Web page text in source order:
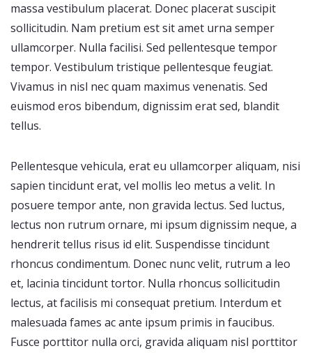
massa vestibulum placerat. Donec placerat suscipit
sollicitudin. Nam pretium est sit amet urna semper
ullamcorper. Nulla facilisi. Sed pellentesque tempor
tempor. Vestibulum tristique pellentesque feugiat.
Vivamus in nisl nec quam maximus venenatis. Sed
euismod eros bibendum, dignissim erat sed, blandit
tellus.
Pellentesque vehicula, erat eu ullamcorper aliquam, nisi
sapien tincidunt erat, vel mollis leo metus a velit. In
posuere tempor ante, non gravida lectus. Sed luctus,
lectus non rutrum ornare, mi ipsum dignissim neque, a
hendrerit tellus risus id elit. Suspendisse tincidunt
rhoncus condimentum. Donec nunc velit, rutrum a leo
et, lacinia tincidunt tortor. Nulla rhoncus sollicitudin
lectus, at facilisis mi consequat pretium. Interdum et
malesuada fames ac ante ipsum primis in faucibus.
Fusce porttitor nulla orci, gravida aliquam nisl porttitor